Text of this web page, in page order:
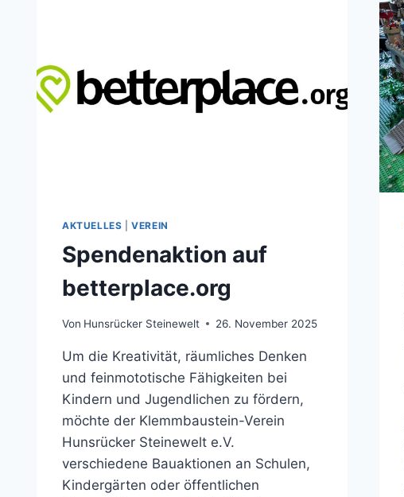
AKTUELLES |VEREIN
Spendenaktion auf
betterplace.org
Von Hunsrücker Steinewelt 26. November 2025
Um die Kreativität, räumliches Denken
und feinmototische Fähigkeiten bei
Kindern und Jugendlichen zu fördern,
möchte der Klemmbaustein-Verein
Hunsrücker Steinewelt e.V.
verschiedene Bauaktionen an Schulen,
Kindergärten oder öffentlichen